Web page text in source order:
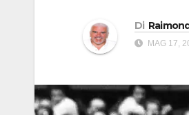
Di
MAG 17,